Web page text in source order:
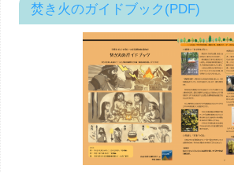
焚き火のガイドブック(PDF)